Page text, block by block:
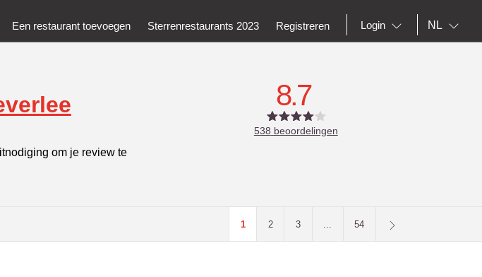
Een restaurant toevoegen Sterrenrestaurants 2023 Registreren Login NL
om je review te
8.7
538 beoordelingen
1 2 3 ... 54